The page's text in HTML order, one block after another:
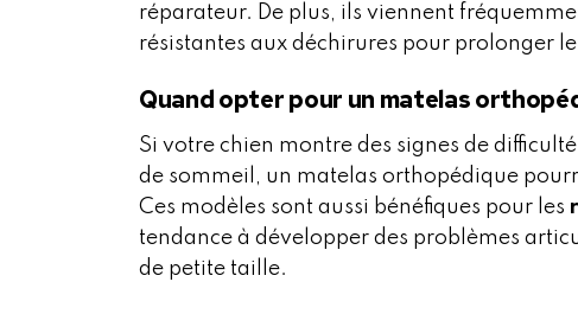
réparateur. De plus, ils viennent
résistantes aux déchirures pour prolonger
Quand opter pour un matelas
Si votre chien montre des signes de
de sommeil, un matelas orthopédique
Ces modèles sont aussi bénéfiques pour les
tendance à développer des problèmes
de petite taille.